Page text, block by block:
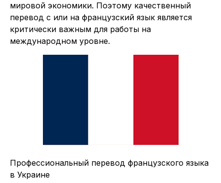
мировой экономики. Поэтому качественный
перевод с или на французский язык является
критически важным для работы на
международном уровне.
Профессиональный перевод французского языка
в Украине